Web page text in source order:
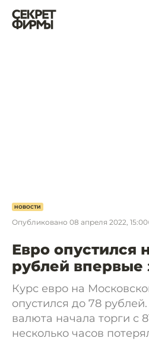
НОВОСТИ
Опубликовано 08 апреля 2022, 15:00
Евро опустился
рублей впервые
Курс евро на
опустился до 78
валюта начала торги с
несколько часов